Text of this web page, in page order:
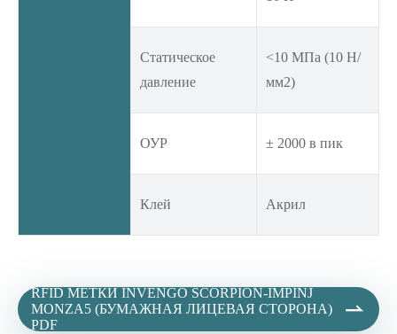
Статическое
давление
<10 МПа (10 Н/
мм2)
ОУР ± 2000 в пик
Клей Акрил
RFID МЕТКИ INVENGO SCORPION-IMPINJ
MONZA5 (БУМАЖНАЯ ЛИЦЕВАЯ СТОРОНА)
PDF
